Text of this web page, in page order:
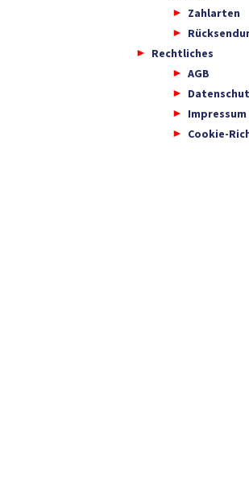
Zahlarten
Rechtliches
AGB
Impressum
Cookie-